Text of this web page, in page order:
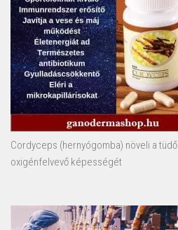
Cordyceps (hernyógomba) növeli a tüdő
oxigénfelvevő képességét